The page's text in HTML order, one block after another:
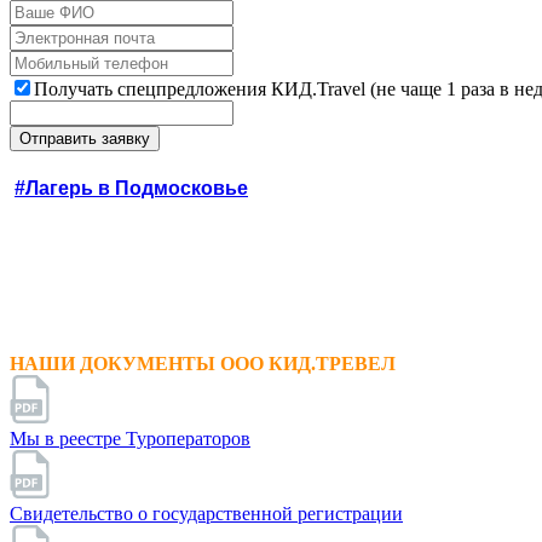
Получать спецпредложения КИД.Travel (не чаще 1 раза в
#Лагерь в Подмосковье
НАШИ ДОКУМЕНТЫ ООО КИД.ТРЕВЕЛ
Мы в реестре Туроператоров
Свидетельство о государственной регистрации